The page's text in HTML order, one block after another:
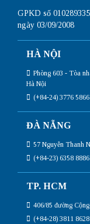
GPKD số
ngày 03/09/2008
HÀ NỘI
Phòng 603 - Tòa
Hà Nội
(+84-24) 3776
ĐÀ NẴNG
57 Nguyễn Thanh
(+84-23) 6358
TP. HCM
406/85 đường
(+84-28) 3811